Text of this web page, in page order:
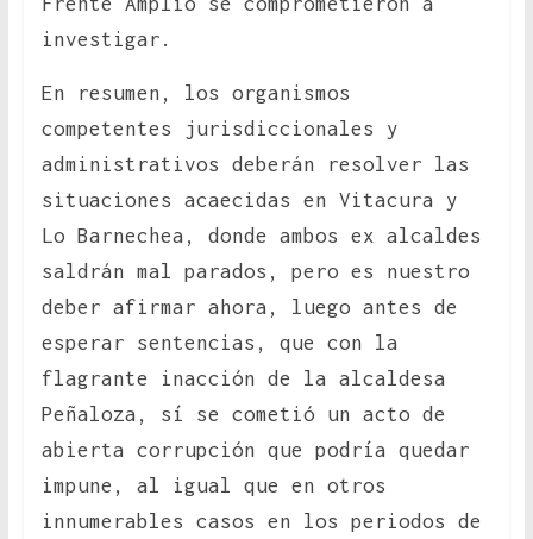
investigar.
En resumen, los organismos
competentes jurisdiccionales y
administrativos deberán resolver las
situaciones acaecidas en Vitacura y
Lo Barnechea, donde ambos ex alcaldes
saldrán mal parados, pero es nuestro
deber afirmar ahora, luego antes de
esperar sentencias, que con la
flagrante inacción de la alcaldesa
Peñaloza, sí se cometió un acto de
abierta corrupción que podría quedar
impune, al igual que en otros
innumerables casos en los periodos de